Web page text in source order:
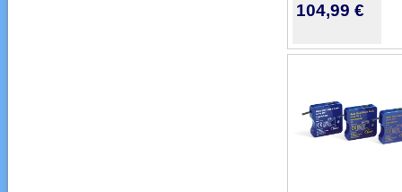
104,99 €